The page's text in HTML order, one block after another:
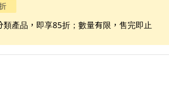
類產品，即享85折；數量有限，售完即止